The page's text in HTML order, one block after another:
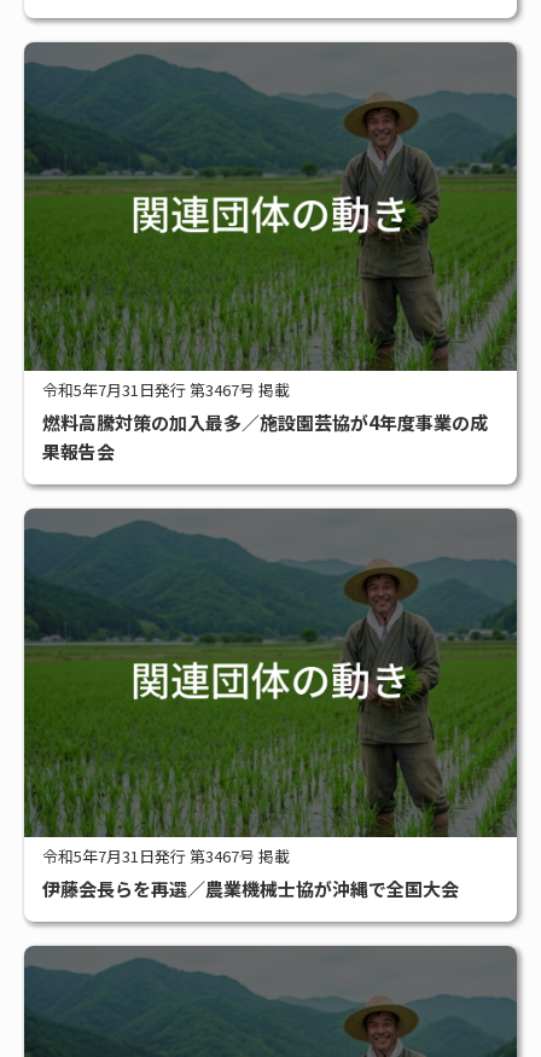
令和5年7月31日発行 第3467号 掲載
燃料高騰対策の加入最多／施設園芸協が4年度事業の成
果報告会
令和5年7月31日発行 第3467号 掲載
伊藤会長らを再選／農業機械士協が沖縄で全国大会